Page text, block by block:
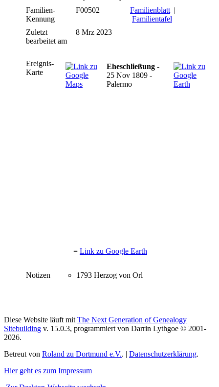
Familien-
Kennung
F00502 Familienblatt |
Familientafel
Zuletzt
bearbeitet am
8 Mrz 2023
Ereignis-
Karte
Eheschließung -
25 Nov 1809 -
Palermo
= Link zu Google Earth
Notizen 1793 Herzog von Orl
Diese Website läuft mit The Next Generation of Genealogy
Sitebuilding v. 15.0.3, programmiert von Darrin Lythgoe © 2001-
2026.
Betreut von Roland zu Dortmund e.V.. | Datenschutzerklärung.
Hier geht es zum Impressum